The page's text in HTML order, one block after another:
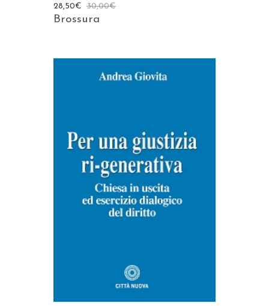
30,00€
28,50€
Brossura
AGGIUNGI AL CARRELLO